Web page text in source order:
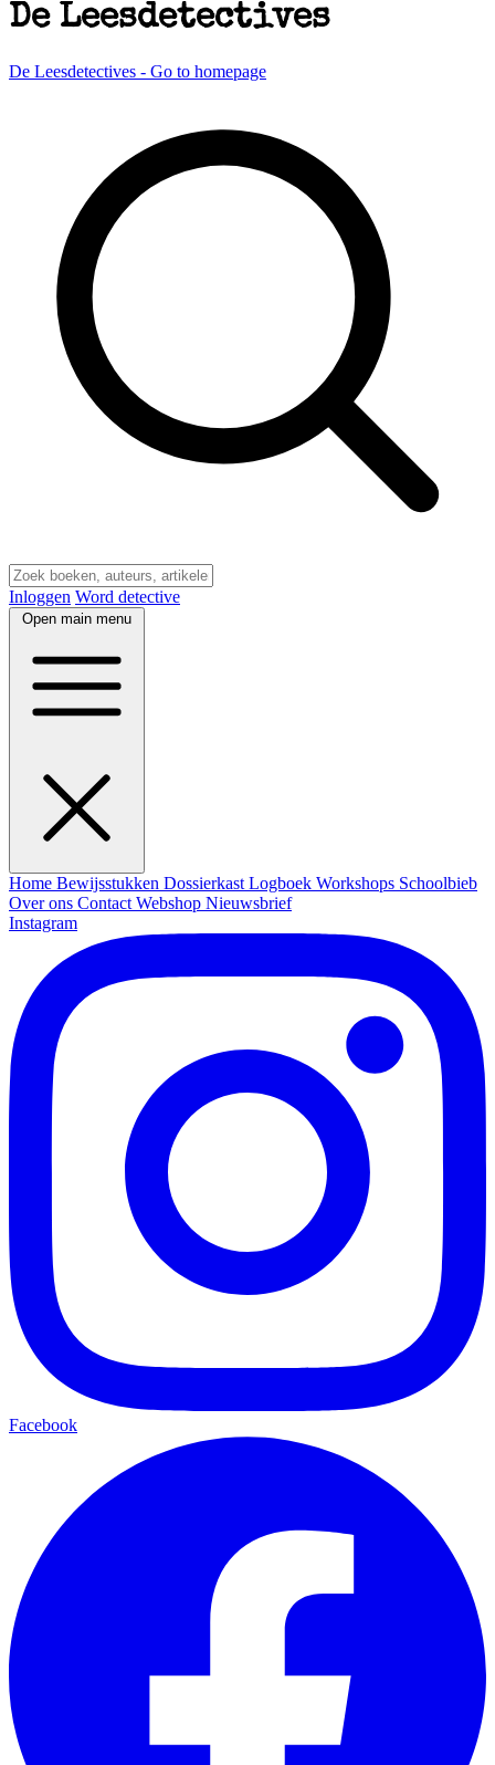
De Leesdetectives
De Leesdetectives - Go to homepage
Inloggen Word detective
Open main menu
Home Bewijsstukken Dossierkast Logboek Workshops Schoolbieb
Over ons Contact Webshop Nieuwsbrief
Instagram
Facebook